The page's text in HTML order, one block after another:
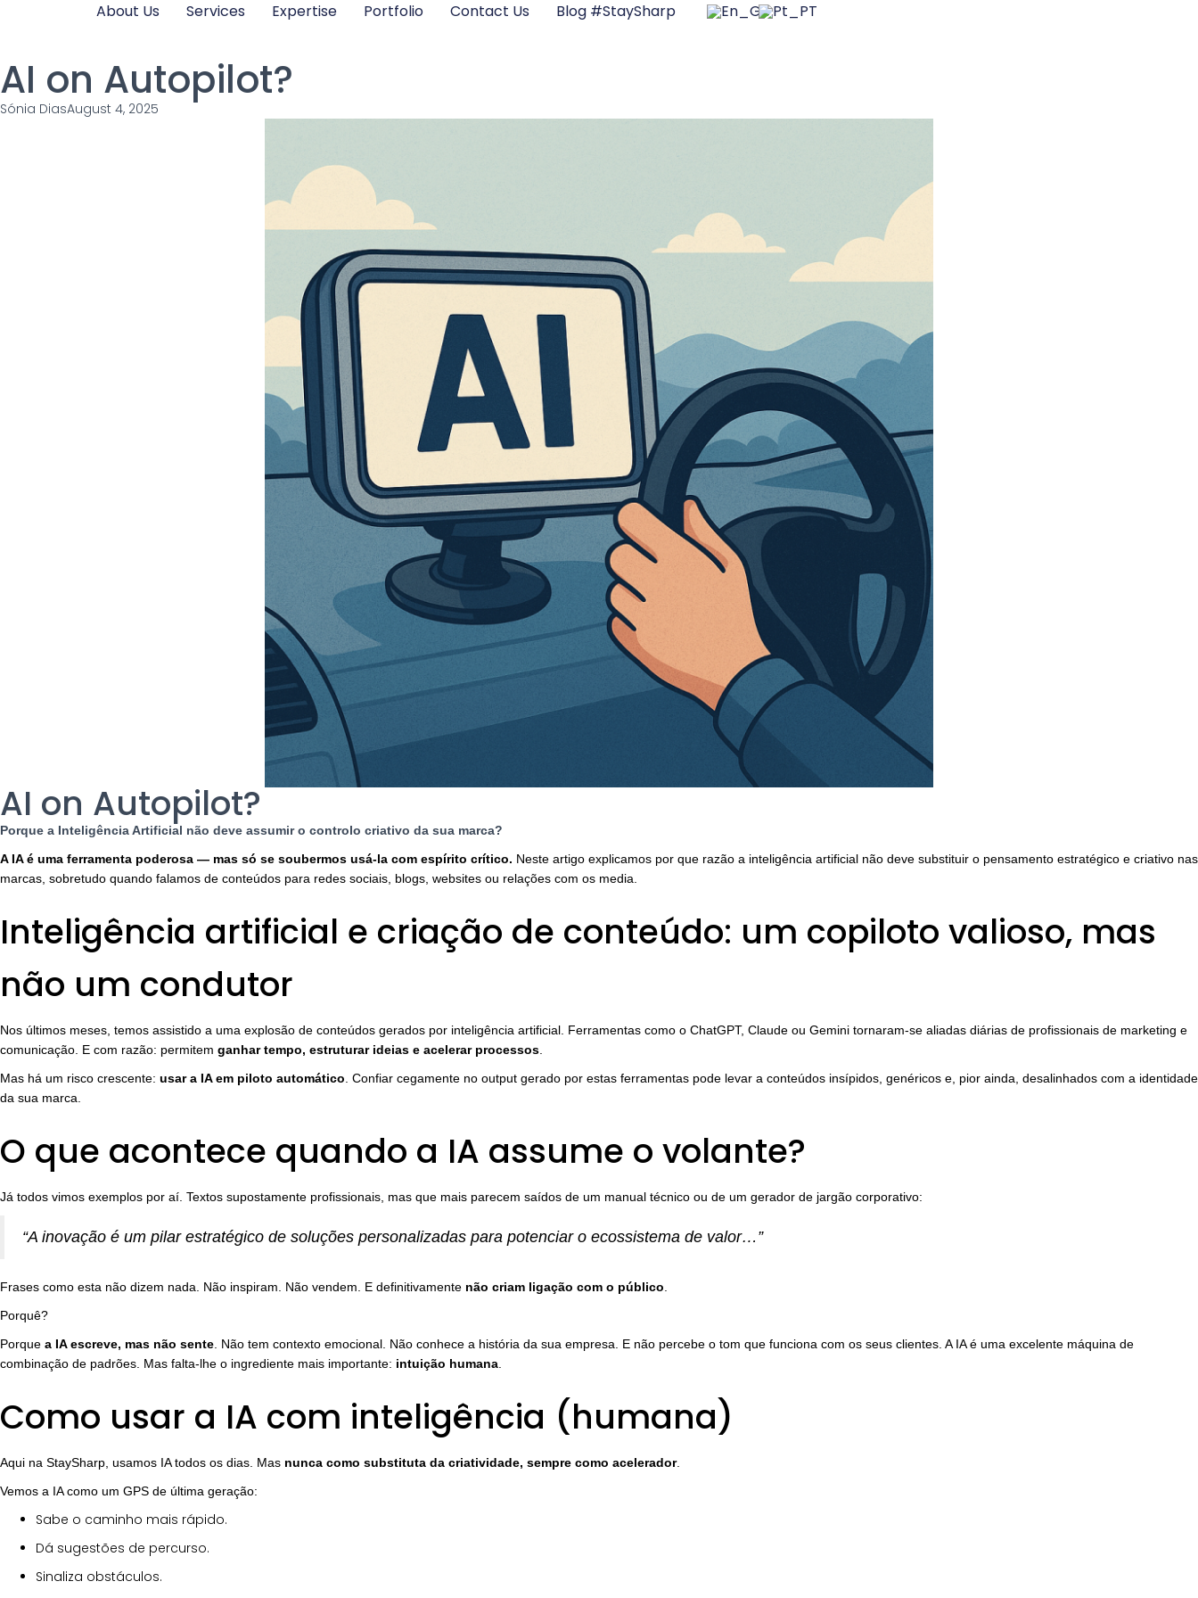
About Us Services Expertise Portfolio Contact Us Blog #StaySharp
AI on Autopilot?
Sónia DiasAugust 4, 2025
AI on Autopilot?
Porque a Inteligência Artificial não deve assumir o controlo criativo da sua marca?
A IA é uma ferramenta poderosa — mas só se soubermos usá-la com espírito crítico. Neste artigo explicamos por que razão a inteligência artificial não deve substituir o pensamento estratégico e criativo nas
marcas, sobretudo quando falamos de conteúdos para redes sociais, blogs, websites ou relações com os media.
Inteligência artificial e criação de conteúdo: um copiloto valioso, mas
não um condutor
Nos últimos meses, temos assistido a uma explosão de conteúdos gerados por inteligência artificial. Ferramentas como o ChatGPT, Claude ou Gemini tornaram-se aliadas diárias de profissionais de marketing e
comunicação. E com razão: permitem ganhar tempo, estruturar ideias e acelerar processos
Mas há um risco crescente: usar a IA em piloto automático . Confiar cegamente no output gerado por estas ferramentas pode levar a conteúdos insípidos, genéricos e, pior ainda, desalinhados com a identidade
da sua marca.
O que acontece quando a IA assume o volante?
Já todos vimos exemplos por aí. Textos supostamente profissionais, mas que mais parecem saídos de um manual técnico ou de um gerador de jargão corporativo:
“A inovação é um pilar estratégico de soluções personalizadas para potenciar o ecossistema de valor…”
Frases como esta não dizem nada. Não inspiram. Não vendem. E definitivamente não criam ligação com o público
Porquê?
Porque a IA escreve, mas não sente . Não tem contexto emocional. Não conhece a história da sua empresa. E não percebe o tom que funciona com os seus clientes. A IA é uma excelente máquina de
combinação de padrões. Mas falta-lhe o ingrediente mais importante: intuição humana
Como usar a IA com inteligência (humana)
Aqui na StaySharp, usamos IA todos os dias. Mas nunca como substituta da criatividade, sempre como acelerador.
Vemos a IA como um GPS de última geração:
Sabe o caminho mais rápido.
Dá sugestões de percurso.
Sinaliza obstáculos.